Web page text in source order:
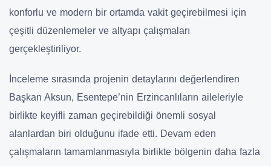
konforlu ve modern bir ortamda vakit geçirebilmesi için
çeşitli düzenlemeler ve altyapı çalışmaları
gerçekleştiriliyor.
İnceleme sırasında projenin detaylarını değerlendiren
Başkan Aksun, Esentepe’nin Erzincanlıların aileleriyle
birlikte keyifli zaman geçirebildiği önemli sosyal
alanlardan biri olduğunu ifade etti. Devam eden
çalışmaların tamamlanmasıyla birlikte bölgenin daha fazla